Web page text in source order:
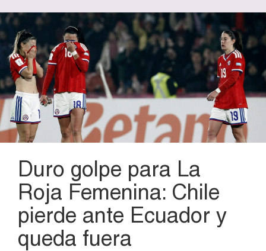
Duro golpe para La
Roja Femenina: Chile
pierde ante Ecuador y
queda fuera